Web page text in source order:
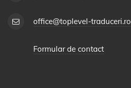
office@toplevel-traduceri.ro
Formular de contact